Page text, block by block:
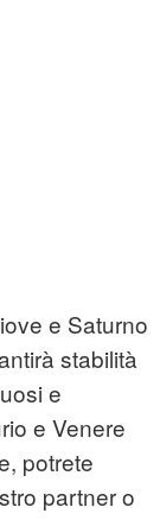
e Saturno
stabilità
e
e Venere
potrete
partner o